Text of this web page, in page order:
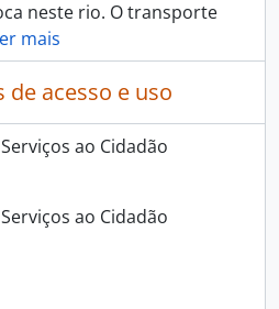
neste rio. O transporte
mais
de acesso e uso
ao Cidadão
ao Cidadão